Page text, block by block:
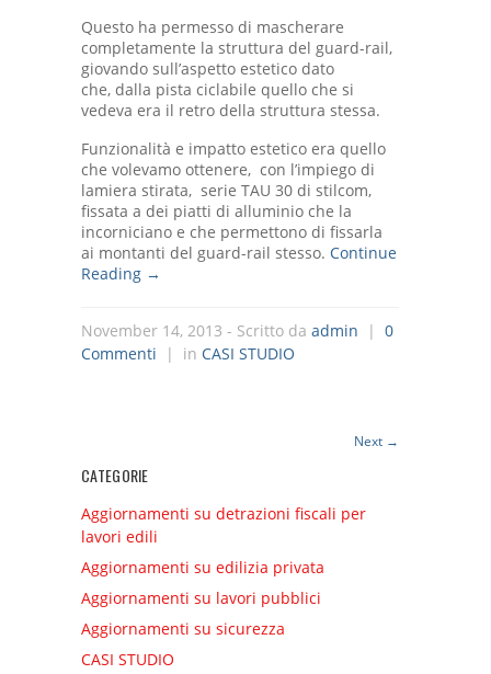
Questo ha permesso di mascherare
completamente la struttura del guard-rail,
giovando sull’aspetto estetico dato
che, dalla pista ciclabile quello che si
vedeva era il retro della struttura stessa.
Funzionalità e impatto estetico era quello
che volevamo ottenere, con l’impiego di
lamiera stirata, serie TAU 30 di stilcom,
fissata a dei piatti di alluminio che la
incorniciano e che permettono di fissarla
ai montanti del guard-rail stesso. Continue
Reading →
November 14, 2013 - Scritto da admin | 0
Commenti | in CASI STUDIO
Next →
CATEGORIE
Aggiornamenti su detrazioni fiscali per
lavori edili
Aggiornamenti su edilizia privata
Aggiornamenti su lavori pubblici
Aggiornamenti su sicurezza
CASI STUDIO